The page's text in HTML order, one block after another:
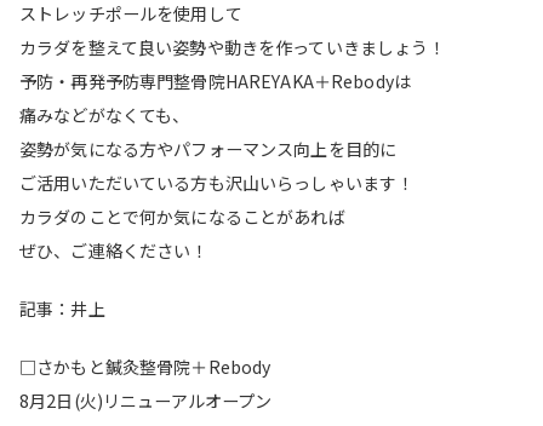
ストレッチポールを使用して
カラダを整えて良い姿勢や動きを作っていきましょう！
予防・再発予防専門整骨院HAREYAKA＋Rebodyは
痛みなどがなくても、
姿勢が気になる方やパフォーマンス向上を目的に
ご活用いただいている方も沢山いらっしゃいます！
カラダのことで何か気になることがあれば
ぜひ、ご連絡ください！
記事：井上
□さかもと鍼灸整骨院＋Rebody
8月2日(火)リニューアルオープン